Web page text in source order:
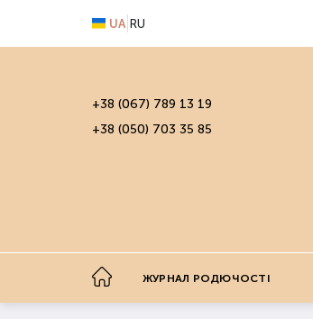
UA RU
+38 (067) 789 13 19
+38 (050) 703 35 85
ЖУРНАЛ РОДЮЧОСТІ